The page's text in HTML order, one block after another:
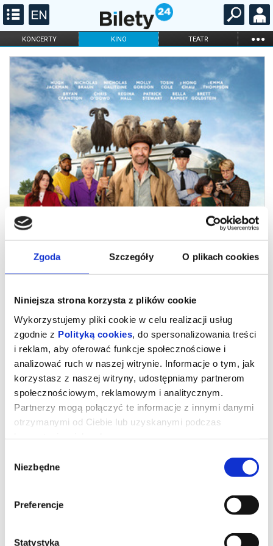
Zgoda Szczegóły O plikach cookies
Niniejsza strona korzysta z plików cookie
Wykorzystujemy pliki cookie w celu realizacji usług
zgodnie z Polityką cookies , do spersonalizowania treści
i reklam, aby oferować funkcje społecznościowe i
analizować ruch w naszej witrynie. Informacje o tym, jak
korzystasz z naszej witryny, udostępniamy partnerom
społecznościowym, reklamowym i analitycznym.
Partnerzy mogą połączyć te informacje z innymi danymi
otrzymanymi od Ciebie lub uzyskanymi podczas
zgody
Niezbędne
Preferencje
Statystyka
KONCERTY KINO TEATR ...
FILHARMONIA OPERA I BALET
DLA DZIECI
KARNETY
kryminalna”. George (Hugh Jackman) jest pasterzem, który co
wieczór czyta powieści kryminalne swoim ukochanym owcom,
incydent zakłóca życie na farmie, owce zdają sobie sprawę, że
muszą zostać detektywami. Podążając za wskazówkami